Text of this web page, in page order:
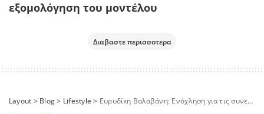
εξομολόγηση του μοντέλου
Διαβαστε περισσοτερα
Layout > Blog> Lifestyle > Ευρυδίκη Βαλαβάνη: Ενόχληση για τις συνεχείς ερωτήσεις σχετικά με την προσωπική της ζωή